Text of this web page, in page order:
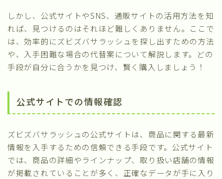
しかし、公式サイトやSNS、通販サイトの活用方法を知
れば、見つけるのはそれほど難しくありません。ここで
は、効率的にズビズバサラッシュを探し出すための方法
や、入手困難な場合の代替案について解説します。どの
手段が自分に合うかを見つけ、賢く購入しましょう！
公式サイトでの情報確認
ズビズバサラッシュの公式サイトは、商品に関する最新
情報を入手するための信頼できる手段です。公式サイト
では、商品の詳細やラインナップ、取り扱い店舗の情報
が掲載されていることが多く、正確なデータが手に入り